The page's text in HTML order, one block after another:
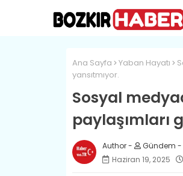
Ana Sayfa Yaban Hayatı
yansıtmıyor.
Sosyal
paylaşımları
Gündem -
Haziran 19, 2025